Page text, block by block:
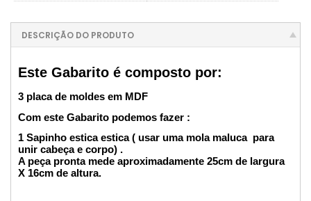
DESCRIÇÃO DO PRODUTO
Este Gabarito é composto por:
3 placa de moldes em MDF
Com este Gabarito podemos fazer :
1 Sapinho estica estica ( usar uma mola maluca para
unir cabeça e corpo) .
A peça pronta mede aproximadamente 25cm de largura
X 16cm de altura.